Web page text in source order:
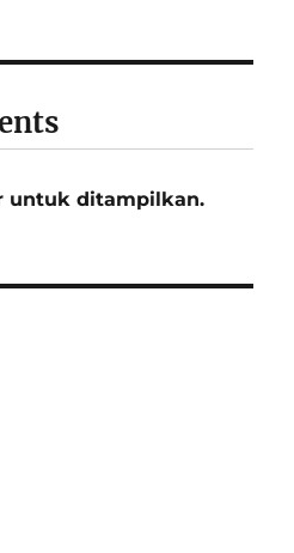
untuk ditampilkan.